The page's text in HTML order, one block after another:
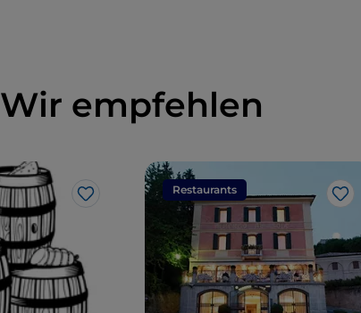
Wir empfehlen
Like
Restaurants
Like